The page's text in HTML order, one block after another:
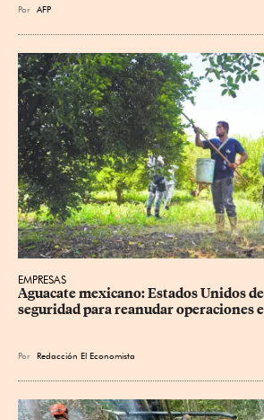
Por AFP
EMPRESAS
Aguacate mexicano: Estados Unidos
seguridad para reanudar operaciones
Por Redacción El Economista